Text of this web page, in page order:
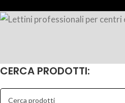
CERCA PRODOTTI: